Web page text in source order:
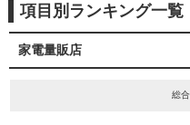
項目別ランキング一覧
家電量販店
総